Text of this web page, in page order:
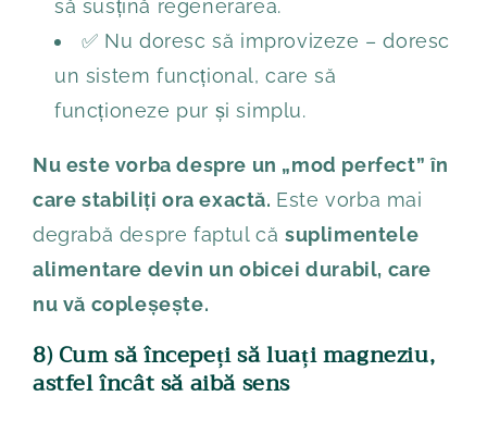
să susțină regenerarea.
✅ Nu doresc să improvizeze – doresc
un sistem funcțional, care să
funcționeze pur și simplu.
Nu este vorba despre un „mod perfect” în
care stabiliți ora exactă. Este vorba mai
degrabă despre faptul căsuplimentele
alimentare devin un obicei durabil, care
nu vă copleșește.
8) Cum să începeți să luați magneziu,
astfel încât să aibă sens